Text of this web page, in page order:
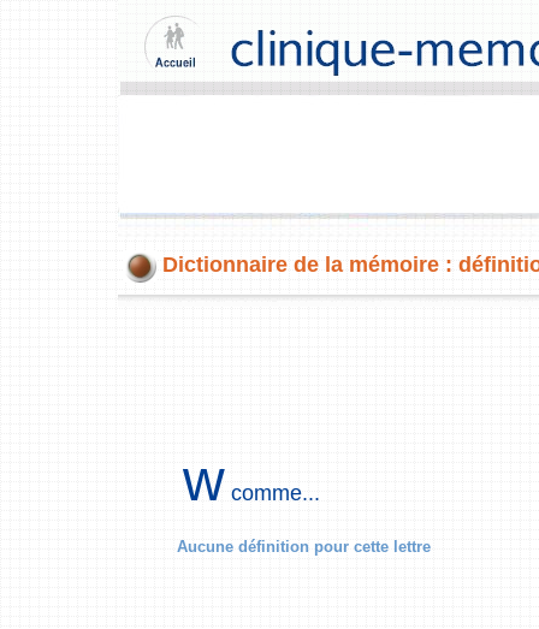
Dictionnaire de la mémoire :
w comme...
Aucune définition pour cette lettre